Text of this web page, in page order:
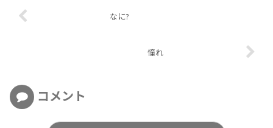
なに?
憧れ
コメント